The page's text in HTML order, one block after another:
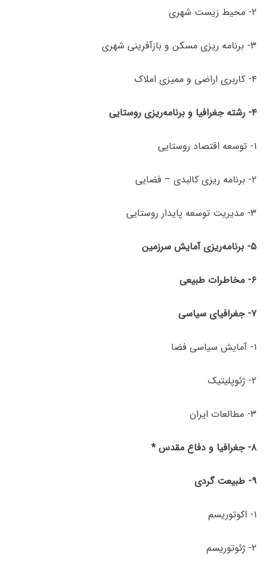
۲- محیط زیست شهری
۳- برنامه ریزی مسکن و بازآفرینی شهری
۴- کاربری اراضی و ممیزی املاک
۴- رشته جغرافیا و برنامه‌ریزی روستایی
۱- توسعه اقتصاد روستایی
۲- برنامه ریزی کالبدی – فضایی
۳- مدیریت توسعه پایدار روستایی
۵- برنامه‌ریزی آمایش سرزمین
۶- مخاطرات طبیعی
۷- جغرافیای سیاسی
۱- آمایش سیاسی فضا
۲- ژئوپلیتیک
۳- مطالعات ایران
۸- جغرافیا و دفاع مقدس *
۹- طبیعت­ گردی
۱- اکوتوریسم
۲- ژئوتوریسم